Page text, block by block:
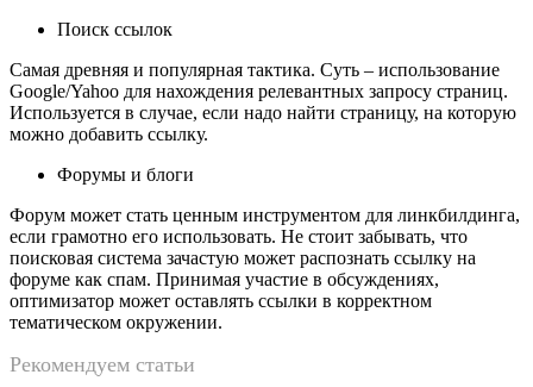
Поиск ссылок
Самая древняя и популярная тактика. Суть – использование
Google/Yahoo для нахождения релевантных запросу страниц.
Используется в случае, если надо найти страницу, на которую
можно добавить ссылку.
Форумы и блоги
Форум может стать ценным инструментом для линкбилдинга,
если грамотно его использовать. Не стоит забывать, что
поисковая система зачастую может распознать ссылку на
форуме как спам. Принимая участие в обсуждениях,
оптимизатор может оставлять ссылки в корректном
тематическом окружении.
Рекомендуем статьи